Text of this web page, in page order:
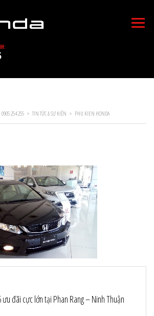
254 255 > TIN TỨC & SỰ KIỆN > PHU KIEN HONDA
đãi cực lớn tại Phan Rang – Ninh Thuận